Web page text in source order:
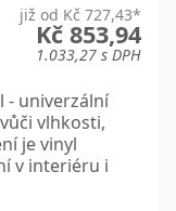
již od Kč 727,43*
Kč 853,94
1.033,27 s DPH
- univerzální
vlhkosti,
je vinyl
v interiéru i